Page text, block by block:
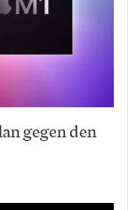
gegen den